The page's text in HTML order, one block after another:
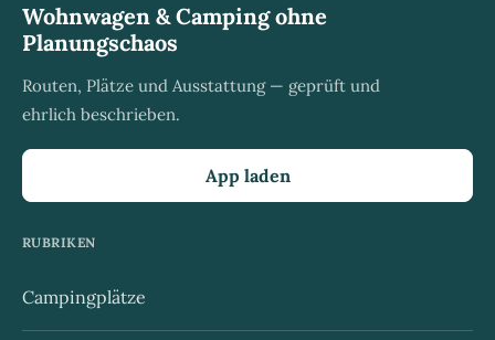
Wohnwagen & Camping ohne
Planungschaos
Routen, Plätze und Ausstattung — geprüft und
ehrlich beschrieben.
App laden
RUBRIKEN
Campingplätze